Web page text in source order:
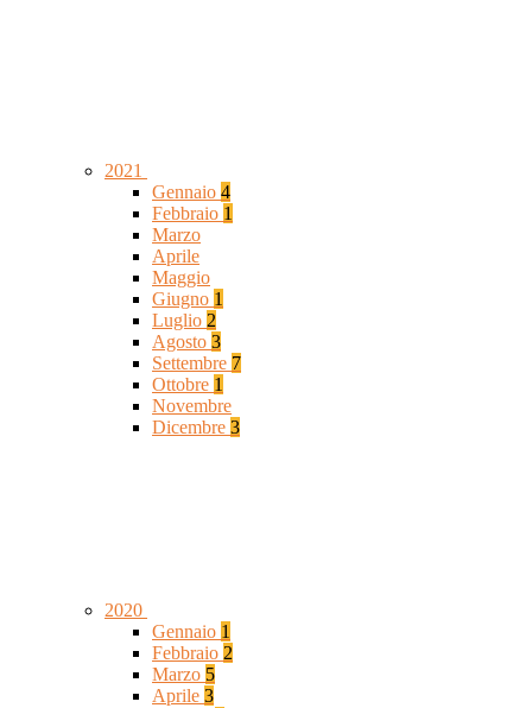
2021
Gennaio 4
Febbraio 1
Marzo
Aprile
Maggio
Giugno 1
Luglio 2
Agosto 3
Settembre 7
Ottobre 1
Novembre
Dicembre 3
2020
Gennaio 1
Febbraio 2
Marzo 5
Aprile 3